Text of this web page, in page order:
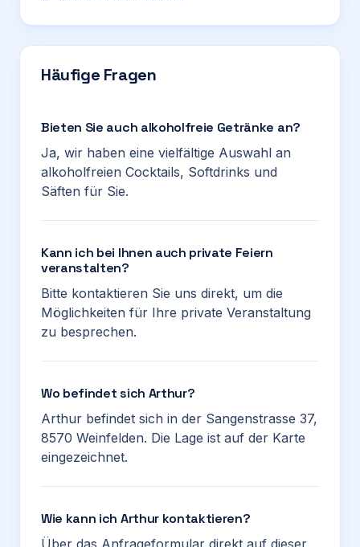
Häufige Fragen
Bieten Sie auch alkoholfreie Getränke an?
Ja, wir haben eine vielfältige Auswahl an
alkoholfreien Cocktails, Softdrinks und
Säften für Sie.
Kann ich bei Ihnen auch private Feiern
veranstalten?
Bitte kontaktieren Sie uns direkt, um die
Möglichkeiten für Ihre private Veranstaltung
zu besprechen.
Wo befindet sich Arthur?
Arthur befindet sich in der Sangenstrasse 37,
8570 Weinfelden. Die Lage ist auf der Karte
eingezeichnet.
Wie kann ich Arthur kontaktieren?
Über das Anfrageformular direkt auf dieser